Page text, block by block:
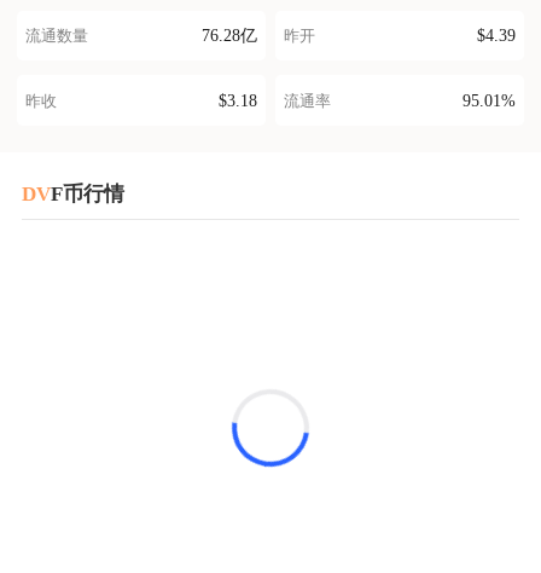
流通数量 76.28亿 昨开 $4.39
昨收 $3.18 流通率 95.01%
DVF币行情